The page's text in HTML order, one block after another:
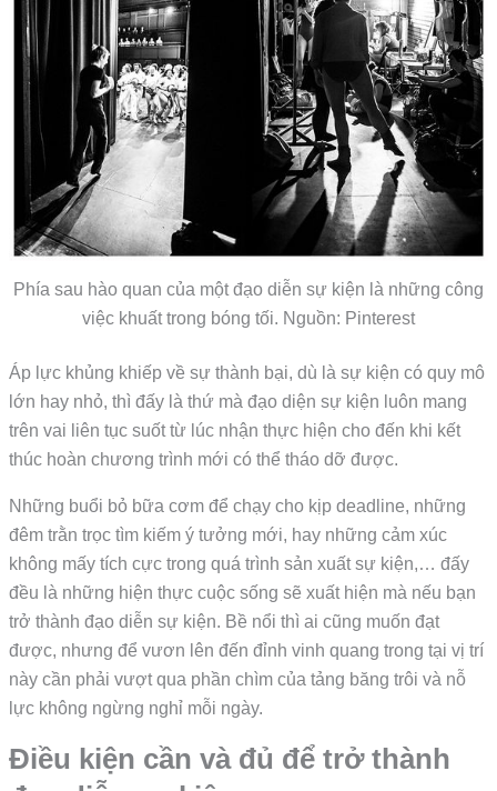
Phía sau hào quan của một đạo diễn sự kiện là những công
việc khuất trong bóng tối. Nguồn: Pinterest
Áp lực khủng khiếp về sự thành bại, dù là sự kiện có quy mô
lớn hay nhỏ, thì đấy là thứ mà đạo diện sự kiện luôn mang
trên vai liên tục suốt từ lúc nhận thực hiện cho đến khi kết
thúc hoàn chương trình mới có thể tháo dỡ được.
Những buổi bỏ bữa cơm để chạy cho kịp deadline, những
đêm trằn trọc tìm kiếm ý tưởng mới, hay những cảm xúc
không mấy tích cực trong quá trình sản xuất sự kiện,… đấy
đều là những hiện thực cuộc sống sẽ xuất hiện mà nếu bạn
trở thành đạo diễn sự kiện. Bề nổi thì ai cũng muốn đạt
được, nhưng để vươn lên đến đỉnh vinh quang trong tại vị trí
này cần phải vượt qua phần chìm của tảng băng trôi và nỗ
lực không ngừng nghỉ mỗi ngày.
Điều kiện cần và đủ để trở thành